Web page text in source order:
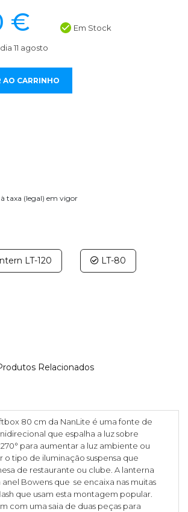
€ Em Stock
11 agosto
AO CARRINHO
taxa (legal) em vigor
LT-120 LT-80
Relacionados
80 cm da NanLite é uma fonte de
que espalha a luz sobre
para aumentar a luz ambiente ou
o tipo de iluminação suspensa que
de restaurante ou clube. A lanterna
Bowens que se encaixa nas muitas
que usam esta montagem popular.
com uma saia de duas peças para